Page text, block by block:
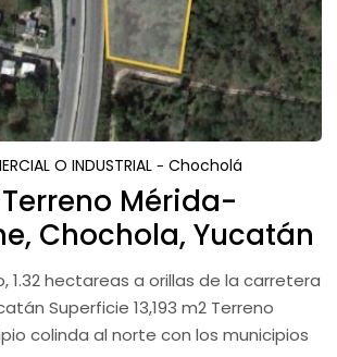
O INDUSTRIAL Chocholá
Mérida-
Chochola, Yucatán
1.32 hectareas a orillas de la carretera
Superficie 13,193 m2 Terreno
colinda al norte con los municipios